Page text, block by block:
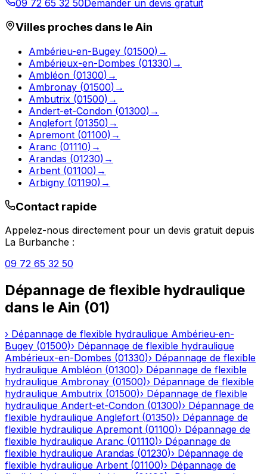
09 72 65 32 50 Demander un devis gratuit
Villes proches dans leAin
Ambérieu-en-Bugey (01500) →
Ambérieux-en-Dombes (01330) →
Ambléon (01300) →
Ambronay (01500) →
Ambutrix (01500) →
Andert-et-Condon (01300) →
Anglefort (01350) →
Apremont (01100) →
Aranc (01110) →
Arandas (01230) →
Arbent (01100) →
Arbigny (01190) →
Contact rapide
Appelez-nous directement pour un devis gratuit depuis
La Burbanche :
09 72 65 32 50
Dépannage de flexible hydraulique
dans le Ain (01)
› Dépannage de flexible hydraulique Ambérieu-en-
Bugey (01500)› Dépannage de flexible hydraulique
Ambérieux-en-Dombes (01330)› Dépannage de flexible
hydraulique Ambléon (01300)› Dépannage de flexible
hydraulique Ambronay (01500)› Dépannage de flexible
hydraulique Ambutrix (01500)› Dépannage de flexible
hydraulique Andert-et-Condon (01300)› Dépannage de
flexible hydraulique Anglefort (01350)› Dépannage de
flexible hydraulique Apremont (01100)› Dépannage de
flexible hydraulique Aranc (01110)› Dépannage de
flexible hydraulique Arandas (01230)› Dépannage de
flexible hydraulique Arbent (01100)› Dépannage de